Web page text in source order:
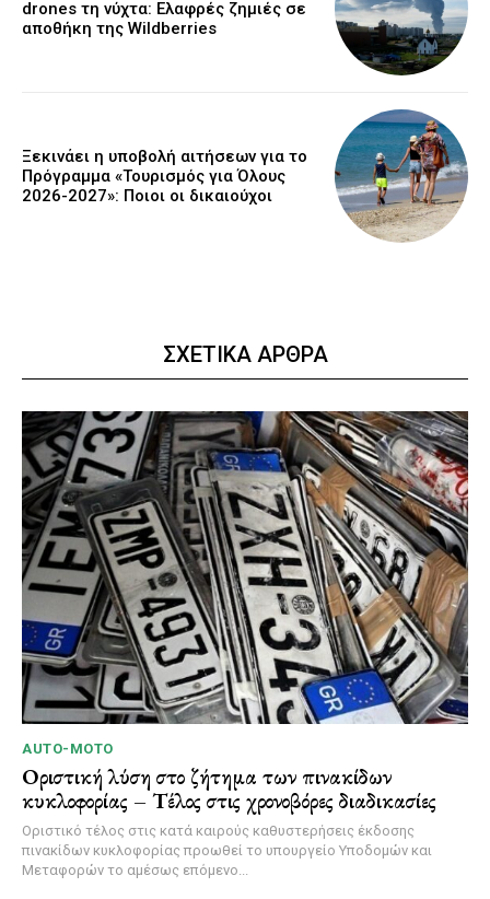
drones τη νύχτα: Ελαφρές ζημιές σε
αποθήκη της Wildberries
Ξεκινάει η υποβολή αιτήσεων για το
Πρόγραμμα «Τουρισμός για Όλους
2026-2027»: Ποιοι οι δικαιούχοι
ΣΧΕΤΙΚΑ ΑΡΘΡΑ
AUTO-MOTO
Οριστική λύση στο ζήτημα των πινακίδων
κυκλοφορίας – Τέλος στις χρονοβόρες διαδικασίες
Οριστικό τέλος στις κατά καιρούς καθυστερήσεις έκδοσης
πινακίδων κυκλοφορίας προωθεί το υπουργείο Υποδομών και
Μεταφορών το αμέσως επόμενο...